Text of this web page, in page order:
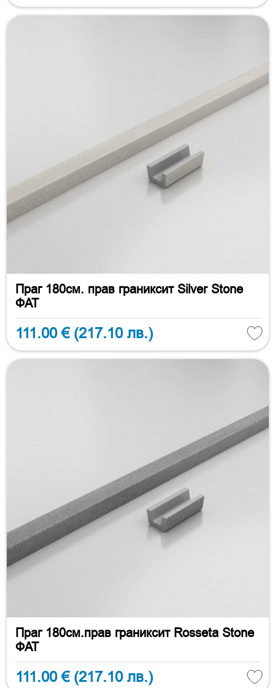
Праг 180см. прав граниксит Silver Stone
ФАТ
111.00 € (217.10 лв.)
Праг 180см.прав граниксит Rosseta Stone
ФАТ
111.00 € (217.10 лв.)